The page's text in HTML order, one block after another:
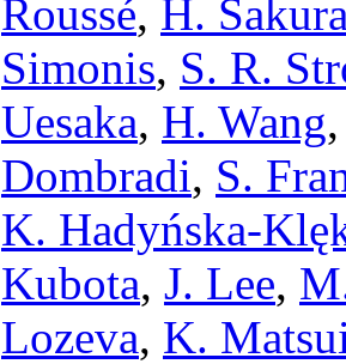
Roussé, H.
Simonis, S. R.
Uesaka, H. Wang
Dombradi, S.
K. Hadyńska-
Kubota, J. Lee,
Lozeva, K.